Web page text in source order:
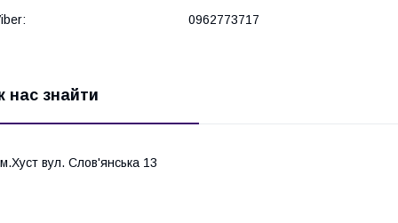
0962773717
нас знайти
м.Хуст вул. Слов'янська 13